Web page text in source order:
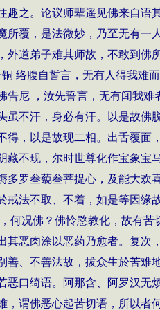
趣之。论议师辈遥见佛来自
所覆，是法微妙，乃至无有
外道弟子难其师故，不敢到
络腹自誓言，无有人得我难
告尼 ，汝先誓言，无有闻我
虽不汗，身必有汗。以是故
得，以是故现二相。出舌覆面
藏不现，尔时世尊化作宝象
多罗叁藐叁菩提心，及能大
戒法不取、不着，如是等因
何况佛？佛怜愍教化，故有
其恶肉涂以恶药乃愈者。复
善、不善法故，拔众生於苦
恶口绮语。阿那含、阿罗汉无
，谓佛恶心起苦切语，所以